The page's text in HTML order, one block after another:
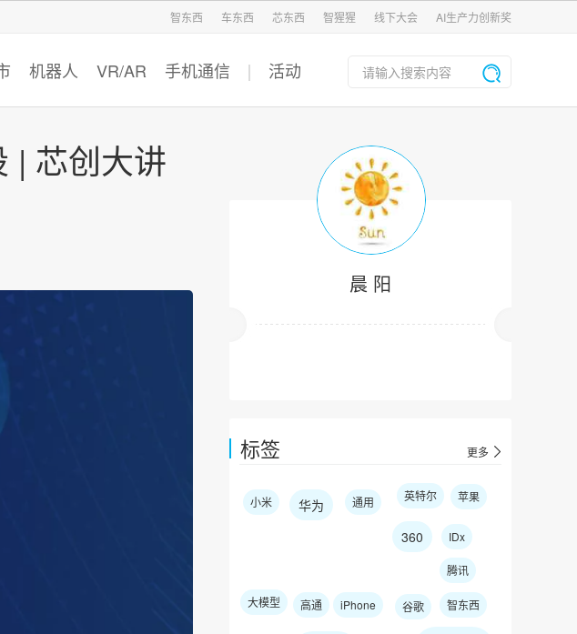
智东西 车东西 芯东西 智猩猩 线下大会 AI生产力创新奖
机器人 VR/AR 手机通信 活动
晨 阳
标签 更多
小米 华为 通用 英特尔 苹果
360 IDx
腾讯
大模型 高通 iPhone 谷歌 智东西
| 芯创大讲